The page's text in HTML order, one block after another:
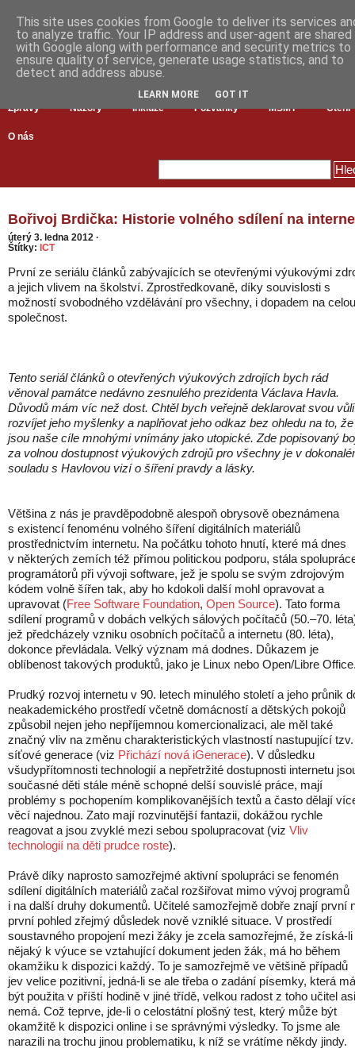
Zprávy Názory Inkluze Pozvánky MŠMT Čtení
O nás
Bořivoj Brdička: Historie volného sdílení na
úterý 3. ledna 2012 ·
Štítky: ICT
První ze seriálu článků zabývajících se otevřenými výukovými
a jejich vlivem na školství. Zprostředkovaně, díky souvislosti s
možností svobodného vzdělávání pro všechny, i dopadem na celou
společnost.
Tento seriál článků o otevřených výukových zdrojích bych rád
věnoval památce nedávno zesnulého prezidenta Václava Havla.
Důvodů mám víc než dost. Chtěl bych veřejně deklarovat svou vůli
rozvíjet jeho myšlenky a naplňovat jeho odkaz bez ohledu na to, že
jsou naše cíle mnohými vnímány jako utopické. Zde popisovaný
za volnou dostupnost výukových zdrojů pro všechny je v
souladu s Havlovou vizí o šíření pravdy a lásky.
Většina z nás je pravděpodobně alespoň obrysově obeznámena
s existencí fenoménu volného šíření digitálních materiálů
prostřednictvím internetu. Na počátku tohoto hnutí, které má dnes
v některých zemích též přímou politickou podporu, stála
programátorů při vývoji software, jež je spolu se svým zdrojovým
kódem volně šířen tak, aby ho kdokoli další mohl opravovat a
upravovat (Free Software Foundation, Open Source). Tato forma
sdílení programů v dobách velkých sálových počítačů (50.–70.
jež předcházely vzniku osobních počítačů a internetu (80. léta),
dokonce převládala. Velký význam má dodnes. Důkazem je
oblíbenost takových produktů, jako je Linux nebo Open/Libre
Prudký rozvoj internetu v 90. letech minulého století a jeho průnik
neakademického prostředí včetně domácností a dětských pokojů
způsobil nejen jeho nepříjemnou komercionalizaci, ale měl také
značný vliv na změnu charakteristických vlastností nastupující tzv.
síťové generace (viz Přichází nová iGenerace). V důsledku
všudypřítomnosti technologií a nepřetržité dostupnosti internetu
současné děti stále méně schopné delší souvislé práce, mají
problémy s pochopením komplikovanějších textů a často dělají
věcí najednou. Zato mají rozvinutější fantazii, dokážou rychle
reagovat a jsou zvyklé mezi sebou spolupracovat (viz Vliv
technologií na děti prudce roste).
Právě díky naprosto samozřejmé aktivní spolupráci se fenomén
sdílení digitálních materiálů začal rozšiřovat mimo vývoj programů
i na další druhy dokumentů. Učitelé samozřejmě dobře znají první
první pohled zřejmý důsledek nově vzniklé situace. V prostředí
soustavného propojení mezi žáky je zcela samozřejmé, že získá-li
nějaký k výuce se vztahující dokument jeden žák, má ho během
okamžiku k dispozici každý. To je samozřejmě ve většině případů
jev velice pozitivní, jedná-li se ale třeba o zadání písemky, která má
být použita v příští hodině v jiné třídě, velkou radost z toho učitel asi
nemá. Což teprve, jde-li o celostátní plošný test, který může být
okamžitě k dispozici online i se správnými výsledky. To jsme ale
narazili na trochu jinou problematiku, k níž se vrátíme někdy jindy.
This site uses cookies from Google to deliver its services
to analyze traffic. Your IP address and user-agent are shared
with Google along with performance and security metrics to
ensure quality of service, generate usage statistics, and to
detect and address abuse.
LEARN MORE GOT IT